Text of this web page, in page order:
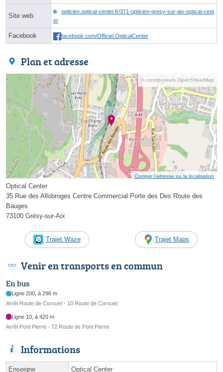
Site web
opticien.optical-center.fr/371-opticien-gresy-sur-aix-optical-cent
er
Facebook facebook.com/Officiel.OpticalCenter
Plan et adresse
© contributeurs OpenStreetMap
Corriger l’adresse ou la localisation
Optical Center
35 Rue des Allobroges Centre Commercial Porte des Des Route des
Bauges
73100 Grésy-sur-Aix
Trajet Waze Trajet Maps
Venir en transports en commun
En bus
Ligne 200, à 296 m
Arrêt Route de Corsuet - 10 Route de Corsuet
Ligne 10, à 420 m
Arrêt Pont Pierre - 72 Route de Pont Pierre
Informations
Enseigne Optical Center